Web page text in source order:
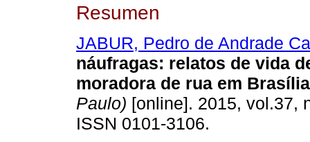
Resumen
JABUR, Pedro de Andrade
náufragas: relatos de vida
moradora de rua em Brasília
Paulo) [online]. 2015, vol.37,
ISSN 0101-3106.